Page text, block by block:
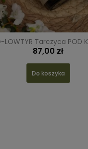
LOWTYR Tarczyca POD
87,00 zł
Do koszyka